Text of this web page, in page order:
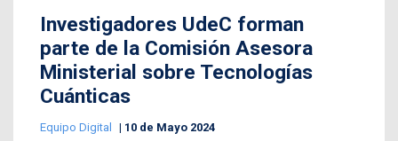
Investigadores UdeC forman
parte de la Comisión Asesora
Ministerial sobre Tecnologías
Cuánticas
Equipo Digital 10 de Mayo 2024